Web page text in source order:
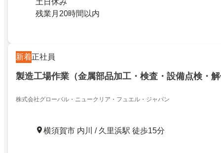
残業月20時間以内
新着正社員
製造工場作業（金属部品加工・検査・設備点検・
株式会社グローバル・ニュークリア・フュエル・ジャパン
横須賀市 内川 / 久里浜駅 徒歩15分